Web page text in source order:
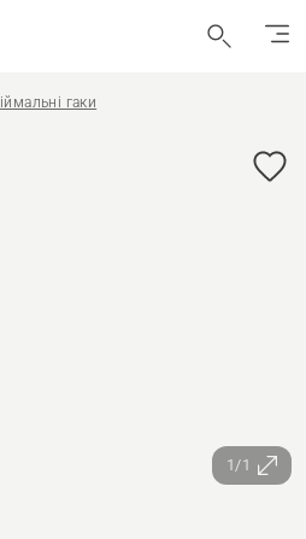
гаки
1/1